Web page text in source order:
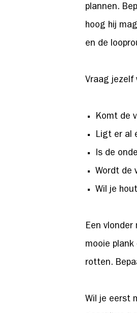
plannen.
hoog hij
en de
Vraag jezelf
Komt de
Ligt er al
Is de
Wordt de
Wil je
Een
mooie
rotten.
Wil je eerst